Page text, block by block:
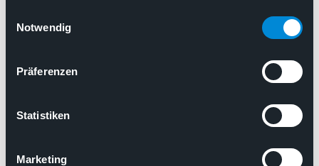
Cookies, wenn Sie unsere Webseite weiterhin nutzen.
Notwendig
Präferenzen
Statistiken
Marketing
GOÄ
Rolle und Relevanz der pathologischen Diagnostik in
„Therapiesteuernd und